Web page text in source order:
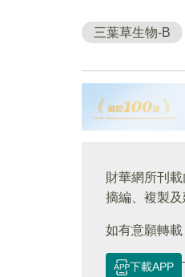
三葉草生物-B
財華網所刊
摘編、複製及
如有意願轉
下載APP